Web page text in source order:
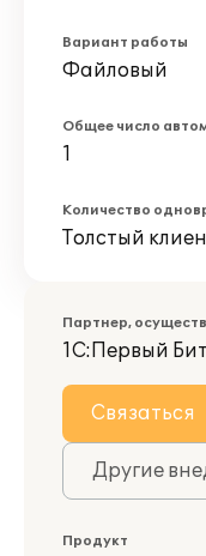
Вариант работы
Файловый
Общее число
1
Количество
Толстый
Партнер,
1С:Первый
Связаться
Другие
Продукт